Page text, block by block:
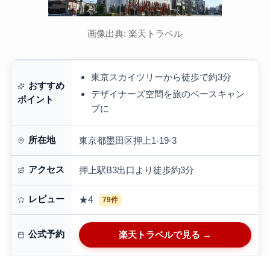
画像出典: 楽天トラベル
おすすめ
ポイント
東京スカイツリーから徒歩で約3分
デザイナーズ空間を旅のベースキャン
プに
所在地 東京都墨田区押上1-19-3
アクセス 押上駅B3出口より徒歩約3分
レビュー ★4 79件
公式予約 楽天トラベルで見る →